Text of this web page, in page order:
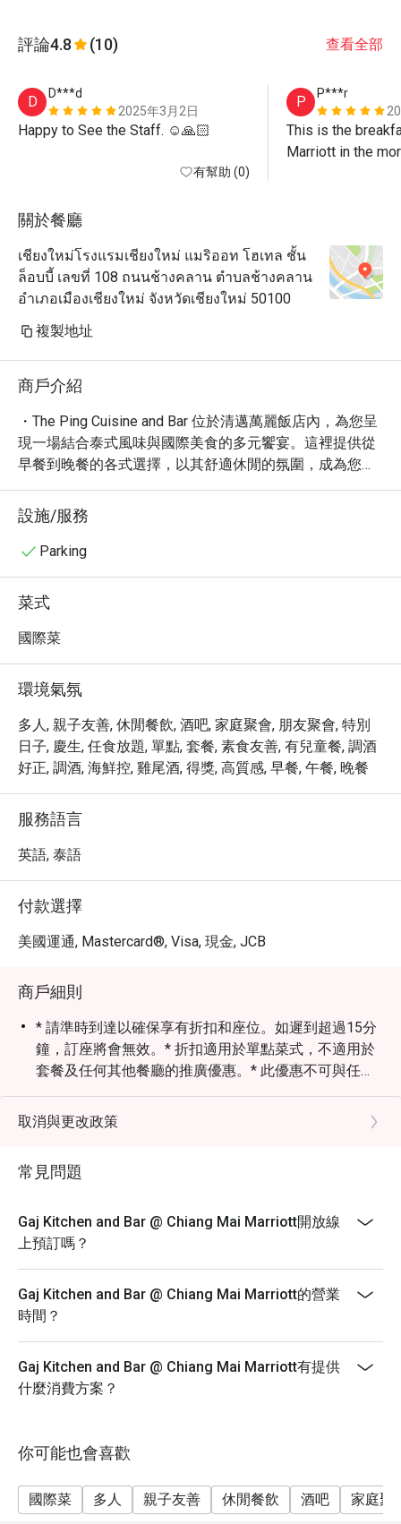
評論4.8 (10) 查看全部
D
D***d
2025年3月2日
Happy to See the Staff. ☺️🙏🏻
有幫助 (0)
P
P***r
This is the
Marriott in the
關於餐廳
เชียงใหม่โรงแรมเชียงใหม่ แมริออท โฮเทล ชั้น
ล็อบบี้ เลขที่ 108 ถนนช้างคลาน ตำบลช้างคลาน
อำเภอเมืองเชียงใหม่ จังหวัดเชียงใหม่ 50100
複製地址
商戶介紹
・The Ping Cuisine and Bar 位於清邁萬麗飯店內，為您呈
現一場結合泰式風味與國際美食的多元饗宴。這裡提供從
早餐到晚餐的各式選擇，以其舒適休閒的氛圍，成為您享
受美食的理想場所，無論是獨自用餐、與摯友相聚，或是
闔家光臨，皆能在此找到愜意的用餐時光。
・憑藉 4.4 的高分評價與眾多好評，The Ping Cuisine and
Bar 以其精緻的泰式料理，如濃郁的泰式咖哩，和美味的
的特色菜餚，以及令人垂涎的各式小菜與精緻甜點。這裡
同時提供豐富的酒精飲品，包括精選啤酒、葡萄酒與創意
雞尾酒，為您的用餐體驗增添畫龍點睛之筆。
享受最高 5 折的驚喜優惠，讓您以超值的價格，盡情品嚐
由主廚團隊為您準備的美味佳餚。
設施/服務
Parking
菜式
國際菜
環境氣氛
多人, 親子友善, 休閒餐飲, 酒吧, 家庭聚會, 朋友聚會, 特別
日子, 慶生, 任食放題, 單點, 套餐, 素食友善, 有兒童餐, 調酒
好正, 調酒, 海鮮控, 雞尾酒, 得獎, 高質感, 早餐, 午餐, 晚餐
服務語言
英語, 泰語
付款選擇
美國運通, Mastercard®, Visa, 現金, JCB
商戶細則
* 請準時到達以確保享有折扣和座位。如遲到超過15分
鐘，訂座將會無效。* 折扣適用於單點菜式，不適用於
套餐及任何其他餐廳的推廣優惠。* 此優惠不可與任何
其他折扣、現金券或推廣（例如萬豪旅享家會員優惠）
同時使用。* 不允許從不同餐廳點菜。* 用餐時間不超
過90分鐘。* 必須提前1天預訂。
取消與更改政策
常見問題
Gaj Kitchen and Bar @ Chiang Mai Marriott開放線
上預訂嗎？
Gaj Kitchen and Bar @ Chiang Mai Marriott的營業
時間？
Gaj Kitchen and Bar @ Chiang Mai Marriott有提供
什麼消費方案？
你可能也會喜歡
國際菜 多人 親子友善 休閒餐飲 酒吧 家庭聚